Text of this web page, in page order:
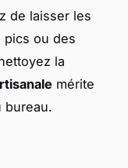
de laisser les
pics ou des
la
mérite
bureau.